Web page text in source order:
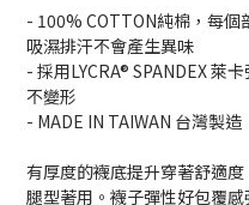
- 100% COTTON純棉，每個
吸濕排汗不會產生異味
- 採用LYCRA® SPANDEX 萊
不變形
- MADE IN TAIWAN 台灣製造
有厚度的襪底提升穿著舒適
腿型著用。襪子彈性好包覆